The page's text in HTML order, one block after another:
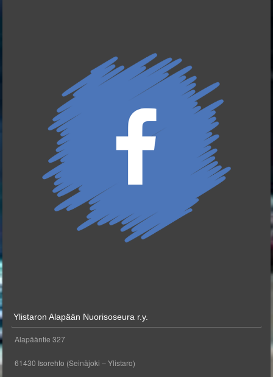
Ylistaron Alapään Nuorisoseura r.y.
Alapääntie 327
61430 Isorehto (Seinäjoki – Ylistaro)